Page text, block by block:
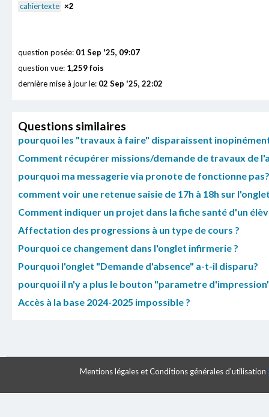
cahiertexte ×2
question posée: 01 Sep '25, 09:07
question vue: 1,259 fois
dernière mise à jour le: 02 Sep '25, 22:02
Questions similaires
pourquoi les "travaux à faire" disparaissent
Comment récupérer missions/demande de travaux de
pourquoi ma messagerie via pronote de fonctionne pas?
comment voir une retenue saisie de 17h à 18h sur
Comment indiquer un projet dans la fiche santé d'un
Affectation des progressions à un type de cours ?
Pourquoi ce changement dans l'onglet infirmerie ?
Pourquoi l'onglet "Demande d'absence" a-t-il disparu?
pourquoi il n'y a plus le bouton "parametre
Accès à la base 2024-2025 impossible ?
Mentions légales et Conditions générales d'utilisation